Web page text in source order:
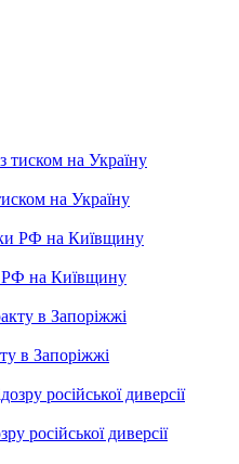
на Україну
РФ на Київщину
в Запоріжжі
російської диверсії